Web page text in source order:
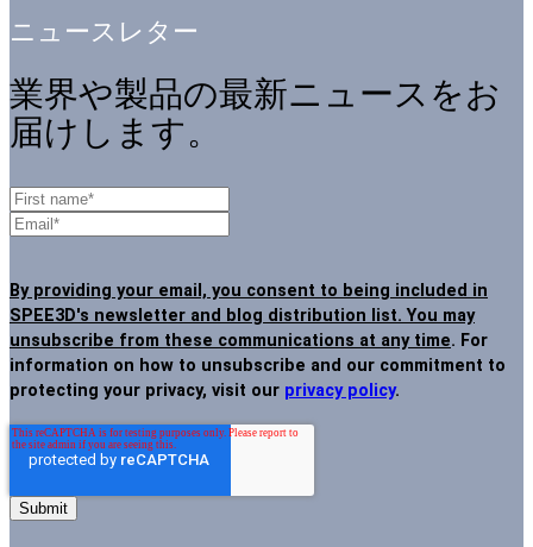
ニュースレター
業界や製品の最新ニュースをお
届けします。
By providing your email, you consent to being included in
SPEE3D's newsletter and blog distribution list. You may
unsubscribe from these communications at any time. For
information on how to unsubscribe and our commitment to
protecting your privacy, visit our privacy policy.